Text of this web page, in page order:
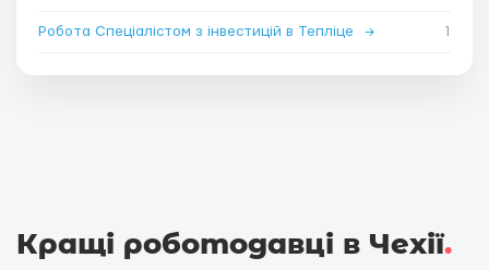
Робота Спеціалістом з інвестицій в Тепліце → 1
Кращі роботодавці в Чехії.